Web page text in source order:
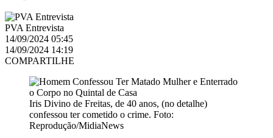
PVA Entrevista
14/09/2024 05:45
14/09/2024 14:19
COMPARTILHE
Iris Divino de Freitas, de 40 anos, (no detalhe)
confessou ter cometido o crime. Foto:
Reprodução/MidiaNews